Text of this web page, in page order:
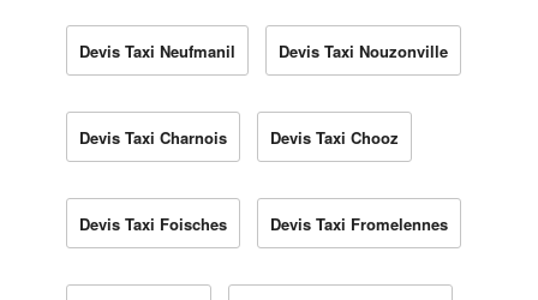
Devis Taxi Neufmanil Devis Taxi Nouzonville
Devis Taxi Charnois Devis Taxi Chooz
Devis Taxi Foisches Devis Taxi Fromelennes